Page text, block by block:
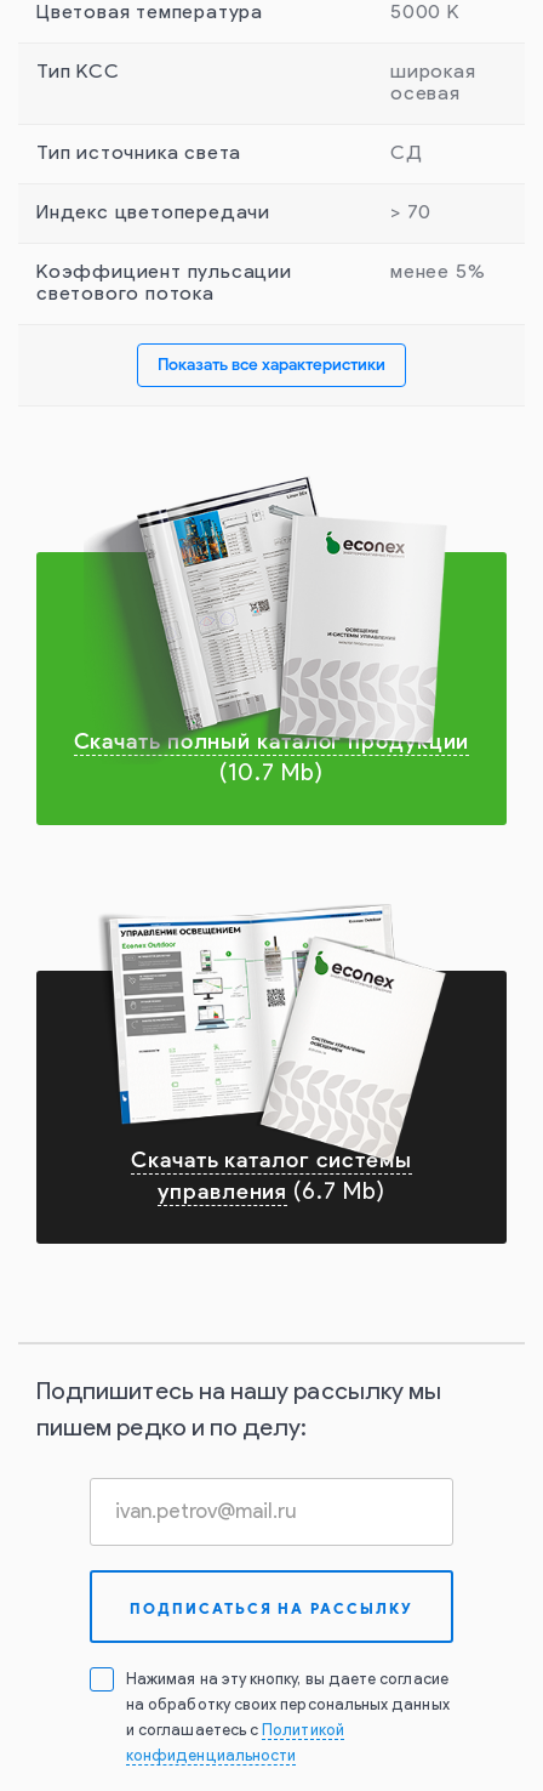
Цветовая температура 5000 К
Тип КСС
широкая
осевая
Тип источника света СД
Индекс цветопередачи > 70
Коэффициент пульсации
светового потока
менее 5%
Показать все характеристики
Скачать полный каталог продукции
(10.7 Mb)
Скачать каталог системы
управления (6.7 Mb)
Подпишитесь на нашу рассылку мы
пишем редко и по делу:
Нажимая на эту кнопку, вы даете согласие
на обработку своих персональных данных
и соглашаетесь с Политикой
конфиденциальности